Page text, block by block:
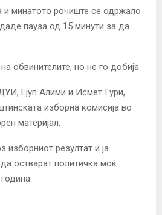
и минатото рочиште се одржало
пауза од 15 минути за да
обвинителите, но не го добија.
Ејуп Алими и Исмет Гури,
изборна комисија во
материјал.
изборниот резултат и ја
остварат политичка моќ.